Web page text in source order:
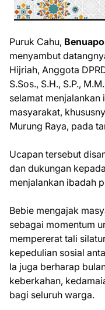
Puruk Cahu,
menyambut
Hijriah, Anggota
S.Sos., S.H., S.P.,
selamat menjalankan
masyarakat,
Murung Raya, pada
Ucapan tersebut
dan dukungan
menjalankan ibadah
Bebie mengajak
sebagai momentum
mempererat tali
kepedulian sosial
Ia juga berharap
keberkahan,
bagi seluruh warga.